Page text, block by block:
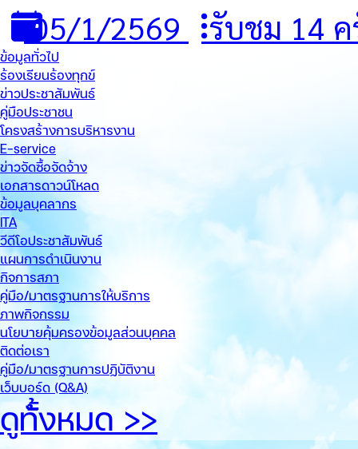
05/1/2569 รับชม 14 ค
ข้อมูลทั่วไป
ร้องเรียนร้องทุกข์
ข่าวประชาสัมพันธ์
คู่มือประชาชน
โครงสร้างการบริหารงาน
E-service
ข่าวจัดซื้อจัดจ้าง
เอกสารดาวน์โหลด
ข้อมูลบุคลากร
ITA
วีดีโอประชาสัมพันธ์
แผนการดำเนินงาน
กิจการสภา
คู่มือ/มาตรฐานการให้บริการ
ภาพกิจกรรม
นโยบายคุ้มครองข้อมูลส่วนบุคคล
ติดต่อเรา
คู่มือ/มาตรฐานการปฏิบัติงาน
เว็บบอร์ด (Q&A)
ดูทั้้งหมด >>